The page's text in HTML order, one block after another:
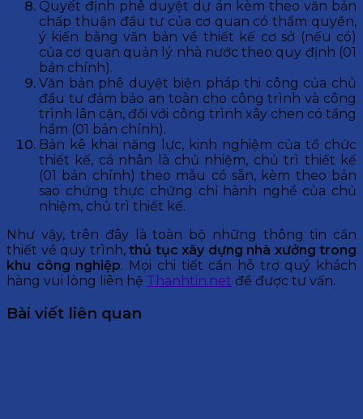
Quyết định phê duyệt dự án kèm theo văn bản
chấp thuận đầu tư của cơ quan có thẩm quyền,
ý kiến bằng văn bản về thiết kế cơ sở (nếu có)
của cơ quan quản lý nhà nước theo quy định (01
bản chính).
Văn bản phê duyệt biện pháp thi công của chủ
đầu tư đảm bảo an toàn cho công trình và công
trình lân cận, đối với công trình xây chen có tầng
hầm (01 bản chính).
Bản kê khai năng lực, kinh nghiệm của tổ chức
thiết kế, cá nhân là chủ nhiệm, chủ trì thiết kế
(01 bản chính) theo mẫu có sẵn, kèm theo bản
sao chứng thực chứng chỉ hành nghề của chủ
nhiệm, chủ trì thiết kế.
Như vậy, trên đây là toàn bộ những thông tin cần
thiết về quy trình, thủ tục xây dựng nhà xưởng trong
khu công nghiệp. Mọi chi tiết cần hỗ trợ quý khách
hàng vui lòng liên hệ Thanhtin.net để được tư vấn.
Bài viết liên quan